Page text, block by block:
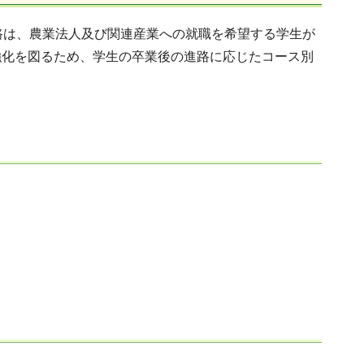
、農業法人及び関連産業への就職を希望する学生が
を図るため、学生の卒業後の進路に応じたコース別